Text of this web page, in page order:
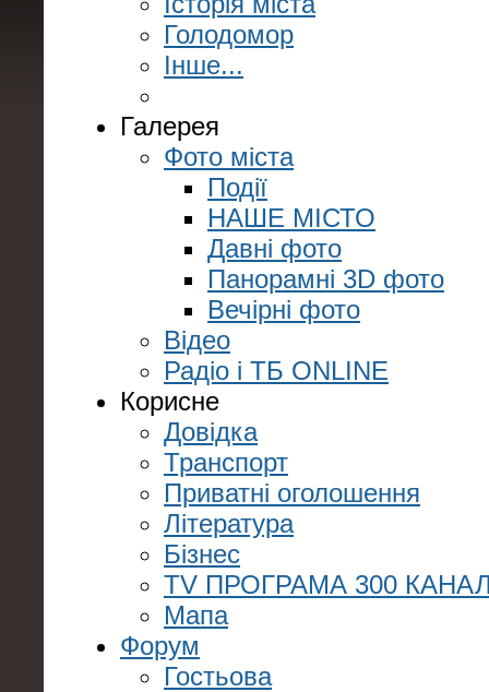
Голодомор
Інше...
Галерея
Фото міста
Події
НАШЕ МІСТО
Давні фото
Панорамні 3D фото
Вечірні фото
Відео
Радіо і ТБ ONLINE
Корисне
Довідка
Транспорт
Приватні оголошення
Література
Бізнес
TV ПРОГРАМА 300
Мапа
Форум
Гостьова